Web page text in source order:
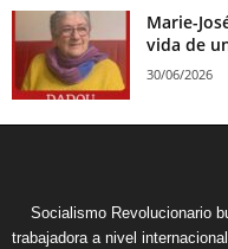
Marie-
vida de
30/06/2026
Socialismo Revolucionario
trabajadora a nivel